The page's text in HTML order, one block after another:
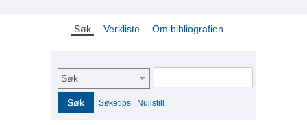
Søk Verkliste Om bibliografien
Søk
Søk Søketips Nullstill